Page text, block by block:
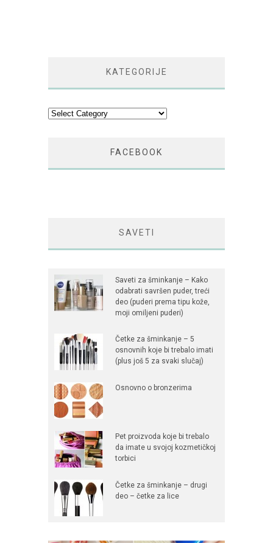
KATEGORIJE
Kategorije
FACEBOOK
SAVETI
Saveti za šminkanje – Kako
odabrati savršen puder, treći
deo (puderi prema tipu kože,
moji omiljeni puderi)
Četke za šminkanje – 5
osnovnih koje bi trebalo imati
(plus još 5 za svaki slučaj)
Osnovno o bronzerima
Pet proizvoda koje bi trebalo
da imate u svojoj kozmetičkoj
torbici
Četke za šminkanje – drugi
deo – četke za lice